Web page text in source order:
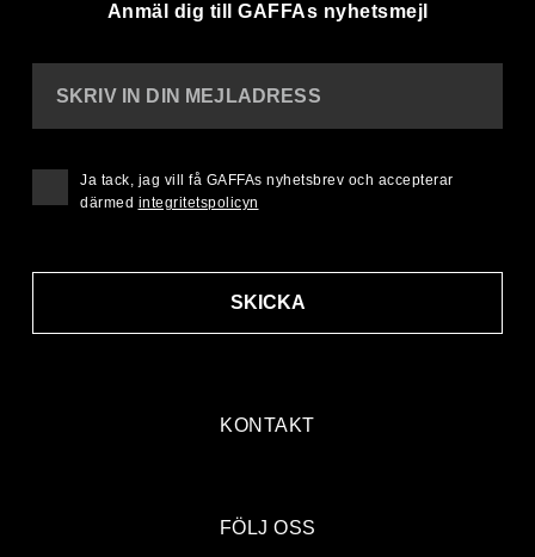
Anmäl dig till GAFFAs nyhetsmejl
KONTAKT
SKRIV IN DIN MEJLADRESS
SKICKA
Ja tack, jag vill få GAFFAs nyhetsbrev och accepterar
därmed integritetspolicyn
FÖLJ OSS